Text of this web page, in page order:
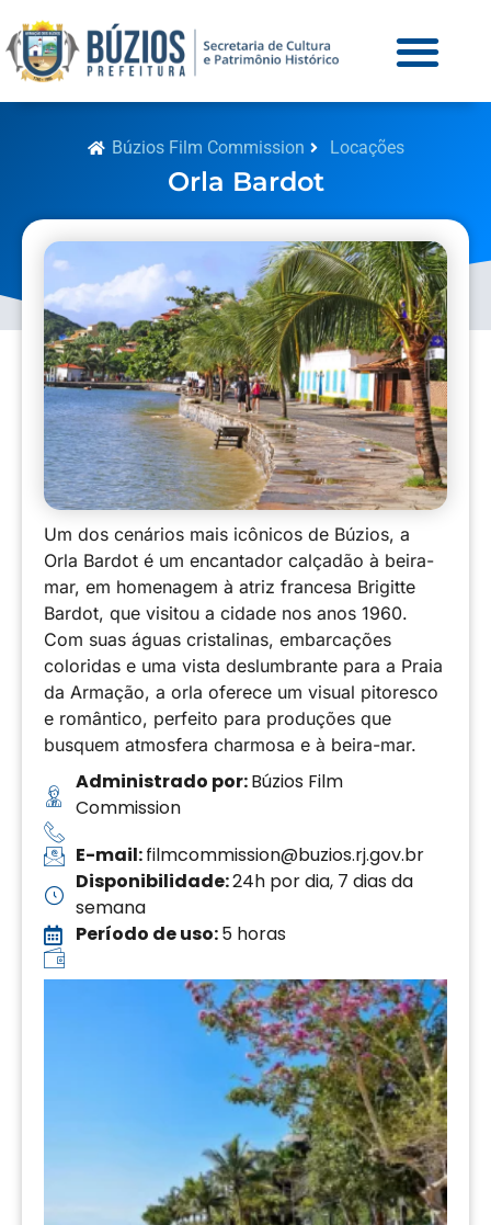
Búzios Film Commission Locações
Orla Bardot
Um dos cenários mais icônicos de Búzios, a
Orla Bardot é um encantador calçadão à beira-
mar, em homenagem à atriz francesa Brigitte
Bardot, que visitou a cidade nos anos 1960.
Com suas águas cristalinas, embarcações
coloridas e uma vista deslumbrante para a Praia
da Armação, a orla oferece um visual pitoresco
e romântico, perfeito para produções que
busquem atmosfera charmosa e à beira-mar.
Administrado por:Búzios Film
Commission
E-mail:filmcommission@buzios.rj.gov.br
Disponibilidade:24h por dia, 7 dias da
semana
Período de uso:5 horas